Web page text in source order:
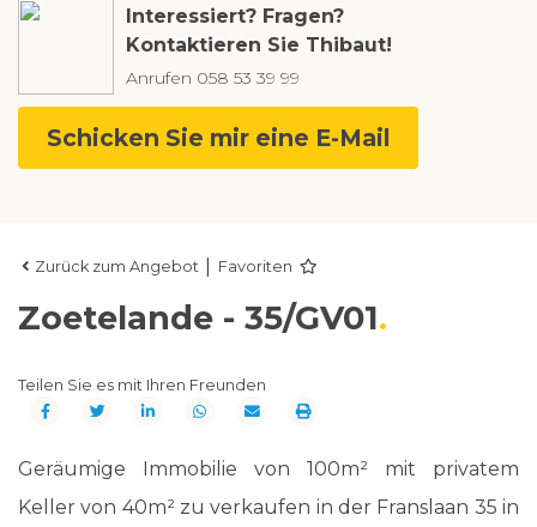
Interessiert? Fragen?
Kontaktieren Sie Thibaut!
Anrufen 058 53 39 99
Schicken Sie mir eine E-Mail
Zurück zum Angebot Favoriten
Zoetelande - 35/GV01
Teilen Sie es mit Ihren Freunden
Geräumige Immobilie von 100m² mit privatem
Keller von 40m² zu verkaufen in der Franslaan 35 in